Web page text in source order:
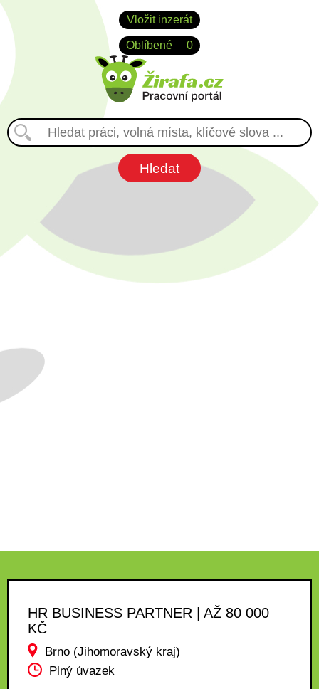
Vložit inzerát
Oblíbené 0
HR BUSINESS PARTNER | AŽ 80 000
KČ
Brno (Jihomoravský kraj)
Plný úvazek